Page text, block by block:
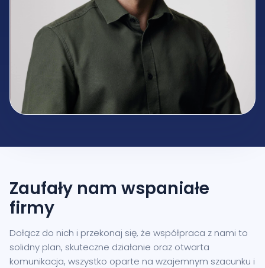
Zaufały nam wspaniałe
firmy
Dołącz do nich i przekonaj się, że współpraca z nami to
solidny plan, skuteczne działanie oraz otwarta
komunikacja, wszystko oparte na wzajemnym szacunku i